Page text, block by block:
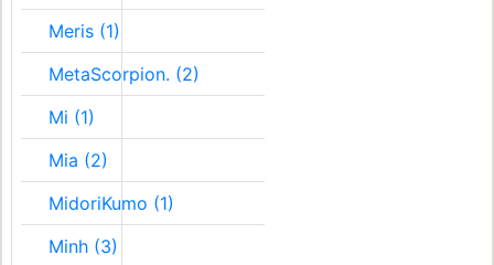
Meris (1)
MetaScorpion. (2)
Mi (1)
Mia (2)
MidoriKumo (1)
Minh (3)